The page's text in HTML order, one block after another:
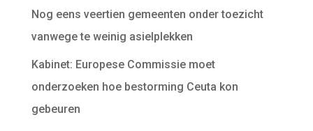
Nog eens veertien gemeenten onder toezicht
vanwege te weinig asielplekken
Kabinet: Europese Commissie moet
onderzoeken hoe bestorming Ceuta kon
gebeuren